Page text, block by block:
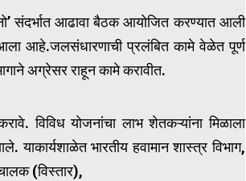
संदर्भात आढावा बैठक आयोजित करण्यात आली
आला आहे.जलसंधारणाची प्रलंबित कामे वेळेत पूर्ण
अग्रेसर राहून कामे करावीत.
विविध योजनांचा लाभ शेतकऱ्यांना मिळाला
याकार्यशाळेत भारतीय हवामान शास्त्र विभाग,
(विस्तार),